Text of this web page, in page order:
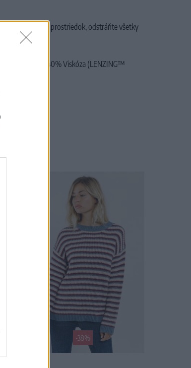
jemný prací prostriedok, odstráňte všetky
Polyester, 40% Viskóza (LENZING™
-38%